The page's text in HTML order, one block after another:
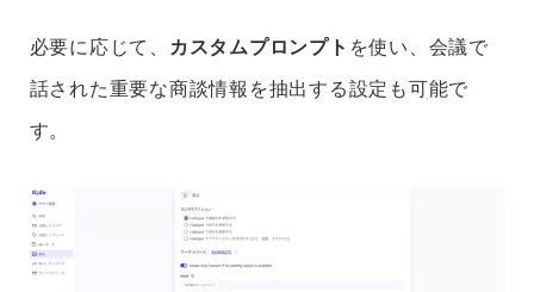
必要に応じて、 カスタムプロンプト を使い、会議で
話された重要な商談情報を抽出する設定も可能で
す。